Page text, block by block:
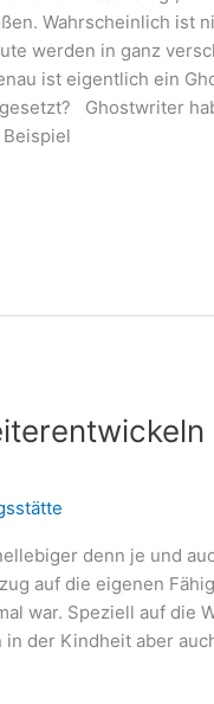
Wahrscheinlich ist
werden in ganz
ist eigentlich ein
Ghostwriter
denn je und
auf die eigenen
war. Speziell auf die
in der Kindheit aber